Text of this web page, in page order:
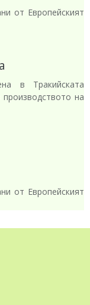
от Европейският
в Тракийската
на
от Европейският